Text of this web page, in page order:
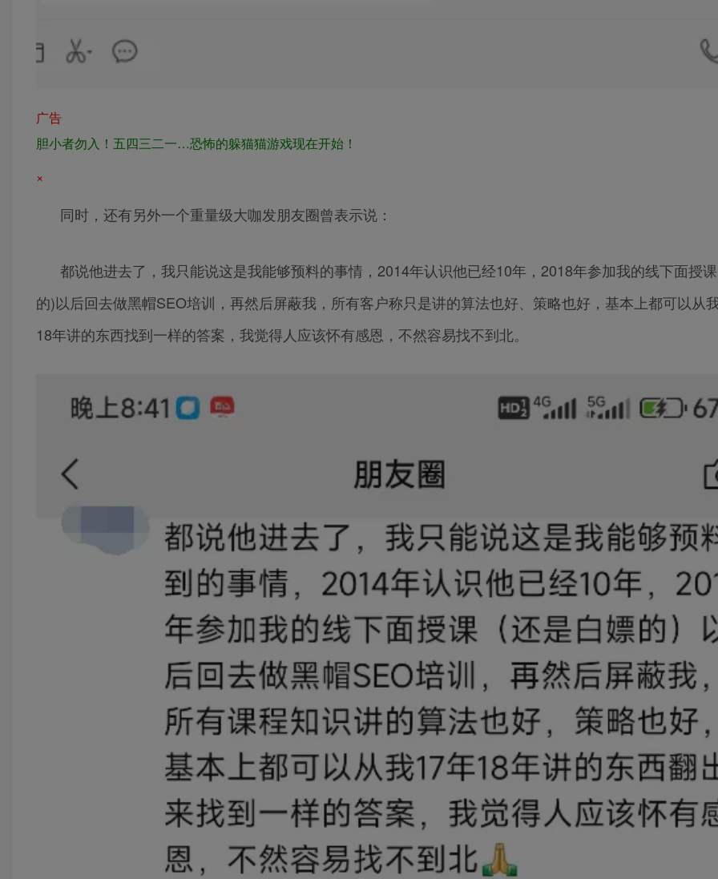
广告
胆小者勿入！五四三二一…恐怖的躲猫猫游戏现在开始！
×
同时，还有另外一个重量级大咖发朋友圈曾表示说：
都说他进去了，我只能说这是我能够预料的事情，2014年认识他已经10年，2018年参加我的线下面授
的)以后回去做黑帽SEO培训，再然后屏蔽我，所有客户称只是讲的算法也好、策略也好，基本上都可以从
18年讲的东西找到一样的答案，我觉得人应该怀有感恩，不然容易找不到北。